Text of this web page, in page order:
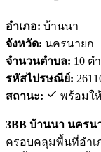
อำเภอ: บ้านนา
จังหวัด: นครนายก
จำนวนตำบล: 10 ต
รหัสไปรษณีย์:
สถานะ:
พร้อมใ
3BB บ้านนา นครน
ครอบคลุมพื้นที่อำเ